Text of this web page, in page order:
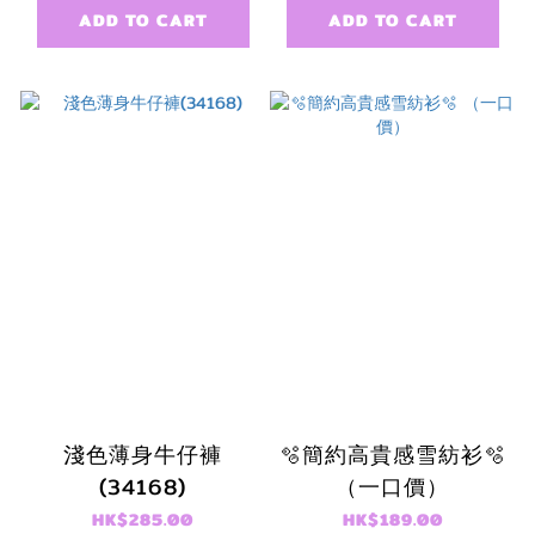
ADD TO CART ADD TO CART
淺色薄身牛仔褲
(34168)
HK$285.00
🫧簡約高貴感雪紡衫🫧
（一口價）
HK$189.00